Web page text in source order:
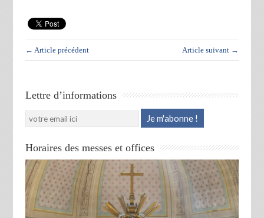
← Article précédent Article suivant →
Lettre d’informations
Horaires des messes et offices